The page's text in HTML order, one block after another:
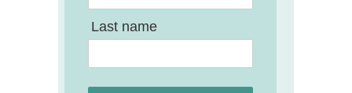
Last name